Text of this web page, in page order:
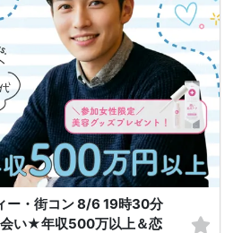
ー・街コン 8/6 19時30分
い★年収500万以上＆恋